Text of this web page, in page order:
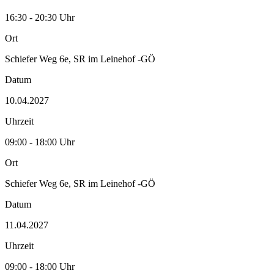
16:30 - 20:30 Uhr
Ort
Schiefer Weg 6e, SR im Leinehof -GÖ
Datum
10.04.2027
Uhrzeit
09:00 - 18:00 Uhr
Ort
Schiefer Weg 6e, SR im Leinehof -GÖ
Datum
11.04.2027
Uhrzeit
09:00 - 18:00 Uhr